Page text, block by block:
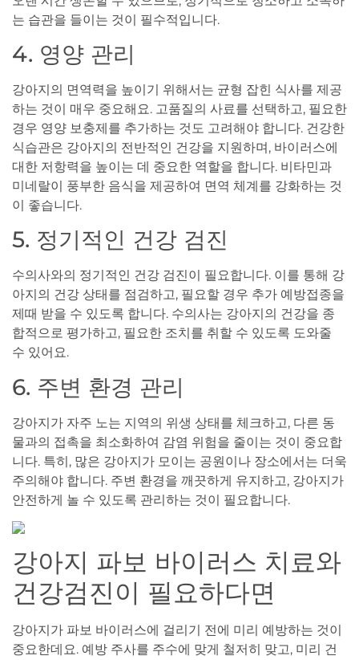
는 습관을 들이는 것이 필수적입니다.
4. 영양 관리
강아지의 면역력을 높이기 위해서는 균형 잡힌 식사를 제공
하는 것이 매우 중요해요. 고품질의 사료를 선택하고, 필요한
경우 영양 보충제를 추가하는 것도 고려해야 합니다. 건강한
식습관은 강아지의 전반적인 건강을 지원하며, 바이러스에
대한 저항력을 높이는 데 중요한 역할을 합니다. 비타민과
미네랄이 풍부한 음식을 제공하여 면역 체계를 강화하는 것
이 좋습니다.
5. 정기적인 건강 검진
수의사와의 정기적인 건강 검진이 필요합니다. 이를 통해 강
아지의 건강 상태를 점검하고, 필요할 경우 추가 예방접종을
제때 받을 수 있도록 합니다. 수의사는 강아지의 건강을 종
합적으로 평가하고, 필요한 조치를 취할 수 있도록 도와줄
수 있어요.
6. 주변 환경 관리
강아지가 자주 노는 지역의 위생 상태를 체크하고, 다른 동
물과의 접촉을 최소화하여 감염 위험을 줄이는 것이 중요합
니다. 특히, 많은 강아지가 모이는 공원이나 장소에서는 더욱
주의해야 합니다. 주변 환경을 깨끗하게 유지하고, 강아지가
안전하게 놀 수 있도록 관리하는 것이 필요합니다.
강아지 파보 바이러스 치료와
건강검진이 필요하다면
강아지가 파보 바이러스에 걸리기 전에 미리 예방하는 것이
중요한데요. 예방 주사를 주수에 맞게 철저히 맞고, 미리 건